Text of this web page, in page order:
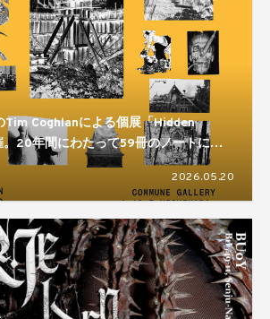
Tim Coghlanによる個展「Hidden
20年間にわたって59冊のノートに残
をまとめた展示となる
2026.05.20